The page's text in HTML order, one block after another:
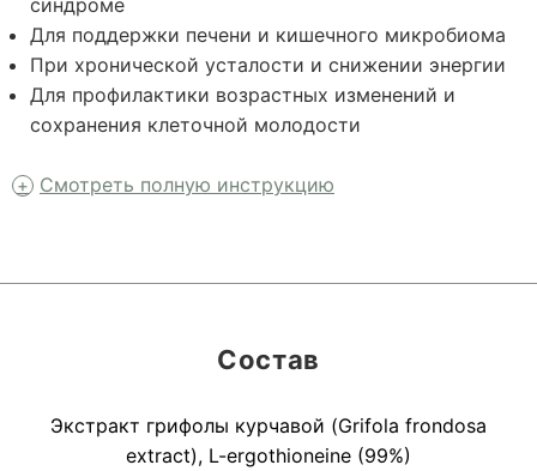
синдроме
Для поддержки печени и кишечного микробиома
При хронической усталости и снижении энергии
Для профилактики возрастных изменений и
сохранения клеточной молодости
Смотреть полную инструкцию
Состав
Экстракт грифолы курчавой (Grifola frondosa
extract), L-ergothioneine (99%)